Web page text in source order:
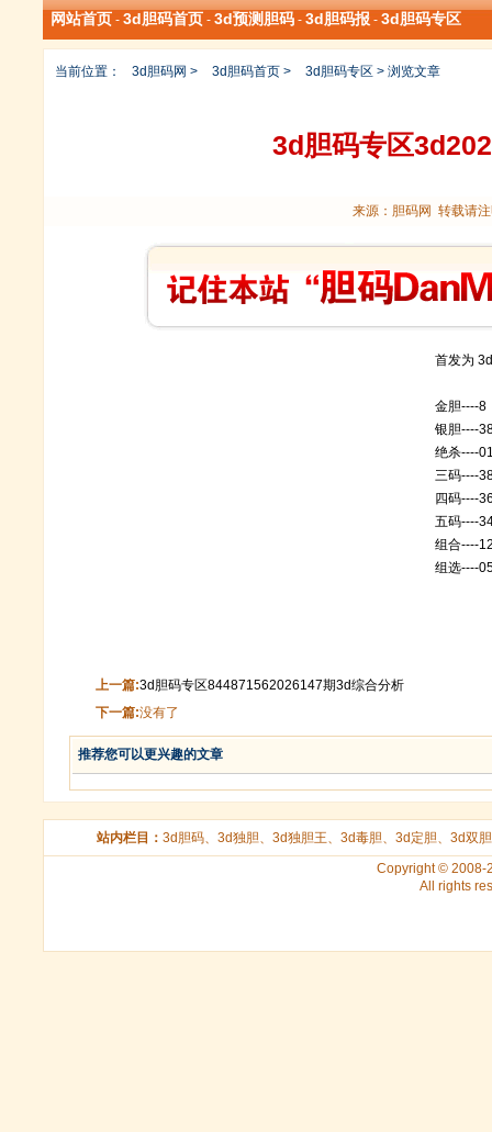
网站首页 - 3d胆码首页 - 3d预测胆码 - 3d胆码报 - 3d胆码专区
当前位置： 3d胆码网 > 3d胆码首页 > 3d胆码专区 > 浏览文章
3d胆码专区
来源：胆码网 转载请
首发为
金胆----8
银胆----
绝杀----
三码----
四码----
五码----
组合----
组选----
上一篇:3d胆码专区844871562026147期3d综合分析
下一篇:没有了
推荐您可以更兴趣的文章
站内栏目： 3d胆码、 3d独胆、 3d独胆王、 3d毒胆、 3d定胆、 3d双胆
Copyright © 2008-
All rights